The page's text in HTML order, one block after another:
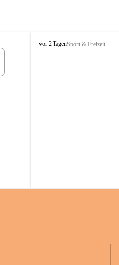
S
vor 2 TagenSport & Freizeit